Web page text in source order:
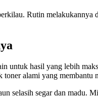
Rutin melakukannya
untuk hasil yang lebih
alami yang membantu
selasih segar dan madu.